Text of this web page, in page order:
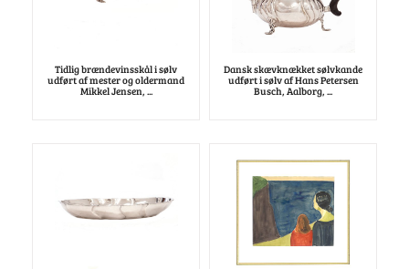
Tidlig brændevinsskål i sølv
udført af mester og oldermand
Mikkel Jensen, ...
Dansk skævknækket sølvkande
udført i sølv af Hans Petersen
Busch, Aalborg, ...